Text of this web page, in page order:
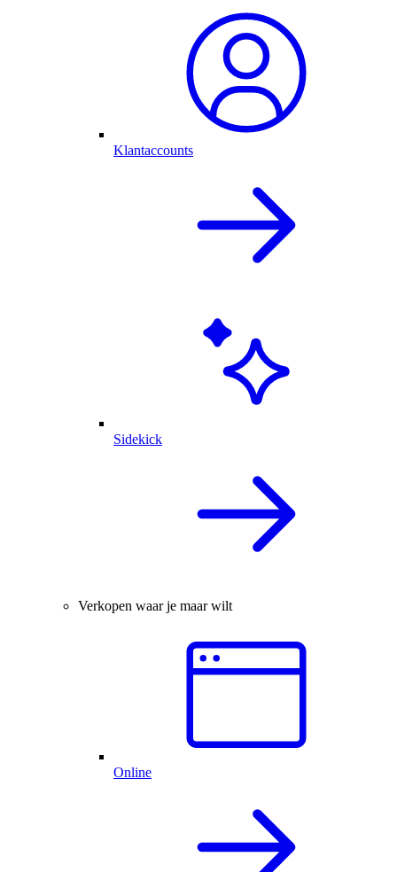
Klantaccounts
Sidekick
Verkopen waar je maar wilt
Online